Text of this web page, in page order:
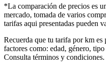
*La comparación de precios es
mercado, tomada de varios
tarifas aqui presentadas pueden
Recuerda que tu tarifa por km es
factores como: edad, género,
Consulta términos y condiciones.